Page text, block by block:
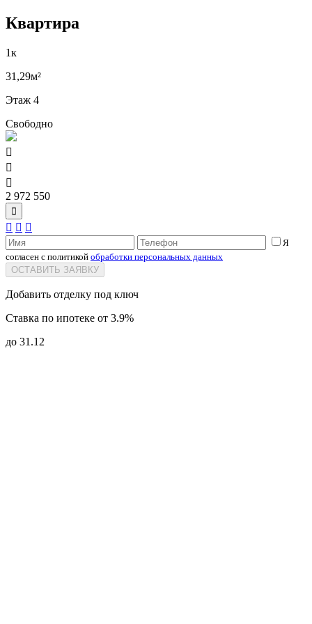
Квартира
1к
31,29м²
Этаж 4
Свободно



2 972 550

  
Я
согласен с политикой обработки персональных данных
ОСТАВИТЬ ЗАЯВКУ
Добавить отделку под ключ
Ставка по ипотеке от 3.9%
до 31.12